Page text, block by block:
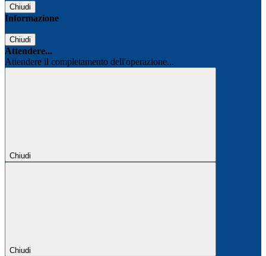
Chiudi
Informazione
Chiudi
Attendere...
Attendere il completamento dell'operazione...
Chiudi
Chiudi